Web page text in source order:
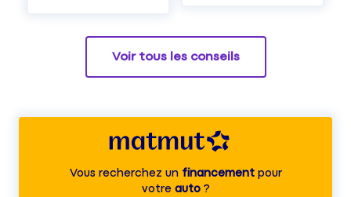
Voir tous les conseils
Vous recherchez unfinancementpour
votre auto?